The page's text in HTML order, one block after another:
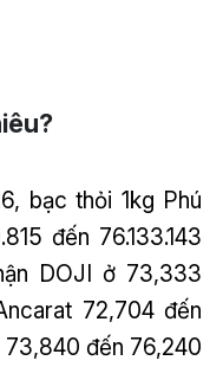
bạc thỏi 1kg Phú
đến 76.133.143
DOJI ở 73,333
72,704 đến
73,840 đến 76,240